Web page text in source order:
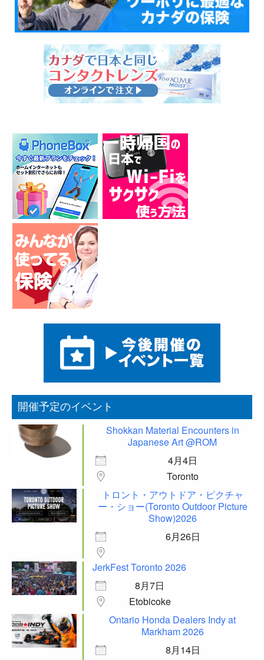
開催予定のイベント
Shokkan Material Encounters in
Japanese Art @ROM
4月4日
Toronto
トロント・アウトドア・ピクチャ
ー・ショー(Toronto Outdoor Picture
Show)2026
6月26日
JerkFest Toronto 2026
8月7日
Etobicoke
Ontario Honda Dealers Indy at
Markham 2026
8月14日